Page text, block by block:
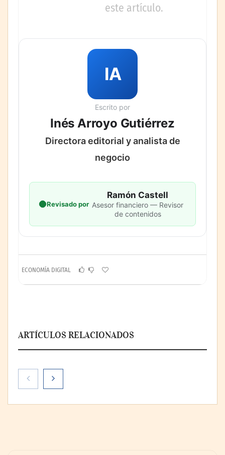
este artículo.
IA
Escrito por
Inés Arroyo Gutiérrez
Directora editorial y analista de
negocio
Revisado por
Ramón Castell
Asesor financiero — Revisor
de contenidos
ECONOMÍA DIGITAL
ARTÍCULOS RELACIONADOS